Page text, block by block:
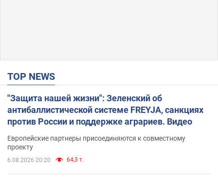
TOP NEWS
"Защита нашей жизни": Зеленский об
антибаллистической системе FREYJA, санкциях
против России и поддержке аграриев. Видео
Европейские партнеры присоединяются к совместному
проекту
6.08.2026 20:20 64,3 т.